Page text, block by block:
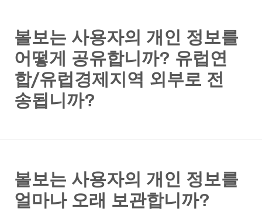
볼보는 사용자의 개인 정보를
어떻게 공유합니까? 유럽연
합/유럽경제지역 외부로 전
송됩니까?
볼보는 사용자의 개인 정보를
얼마나 오래 보관합니까?